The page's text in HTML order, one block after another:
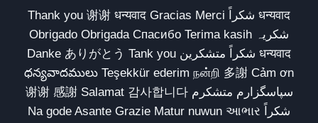
Thank you 谢谢 धन्यवाद Gracias Merci شكراً धन्यवाद
Obrigado Obrigada Спасибо Terima kasih شکریہ
Danke ありがとう Tank you شكراً متشكرين धन्यवाद
ధన్యవాదములు Teşekkür ederim நன்றி 多謝 Cảm ơn
谢谢 感謝 Salamat 감사합니다 سپاسگزارم متشکرم
Na gode Asante Grazie Matur nuwun આભાર شكراً